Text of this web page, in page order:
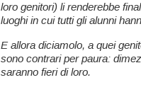
loro genitori) li renderebbe
luoghi in cui tutti gli alunni
E allora diciamolo, a quei
sono contrari per paura:
saranno fieri di loro.